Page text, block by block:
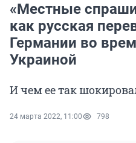
«Местные
как русская
Германии во
Украиной
И чем ее так
24 марта 2022, 11:00 798